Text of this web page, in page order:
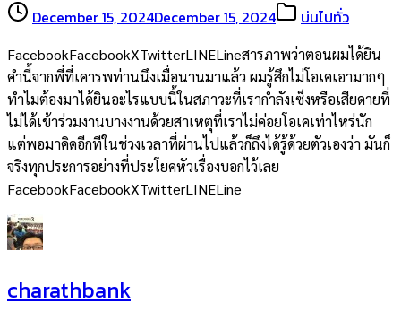
December 15, 2024December 15, 2024 บ่นไปทั่ว
FacebookFacebookXTwitterLINELineสารภาพว่าตอนผมได้ยิน
คำนี้จากพี่ที่เคารพท่านนึงเมื่อนานมาแล้ว ผมรู้สึกไม่โอเคเอามากๆ
ทำไมต้องมาได้ยินอะไรแบบนี้ในสภาวะที่เรากำลังเซ็งหรือเสียดายที่
ไม่ได้เข้าร่วมงานบางงานด้วยสาเหตุที่เราไม่ค่อยโอเคเท่าไหร่นัก
แต่พอมาคิดอีกทีในช่วงเวลาที่ผ่านไปแล้วก็ถึงได้รู้ด้วยตัวเองว่า มันก็
จริงทุกประการอย่างที่ประโยคหัวเรื่องบอกไว้เลย
FacebookFacebookXTwitterLINELine
charathbank